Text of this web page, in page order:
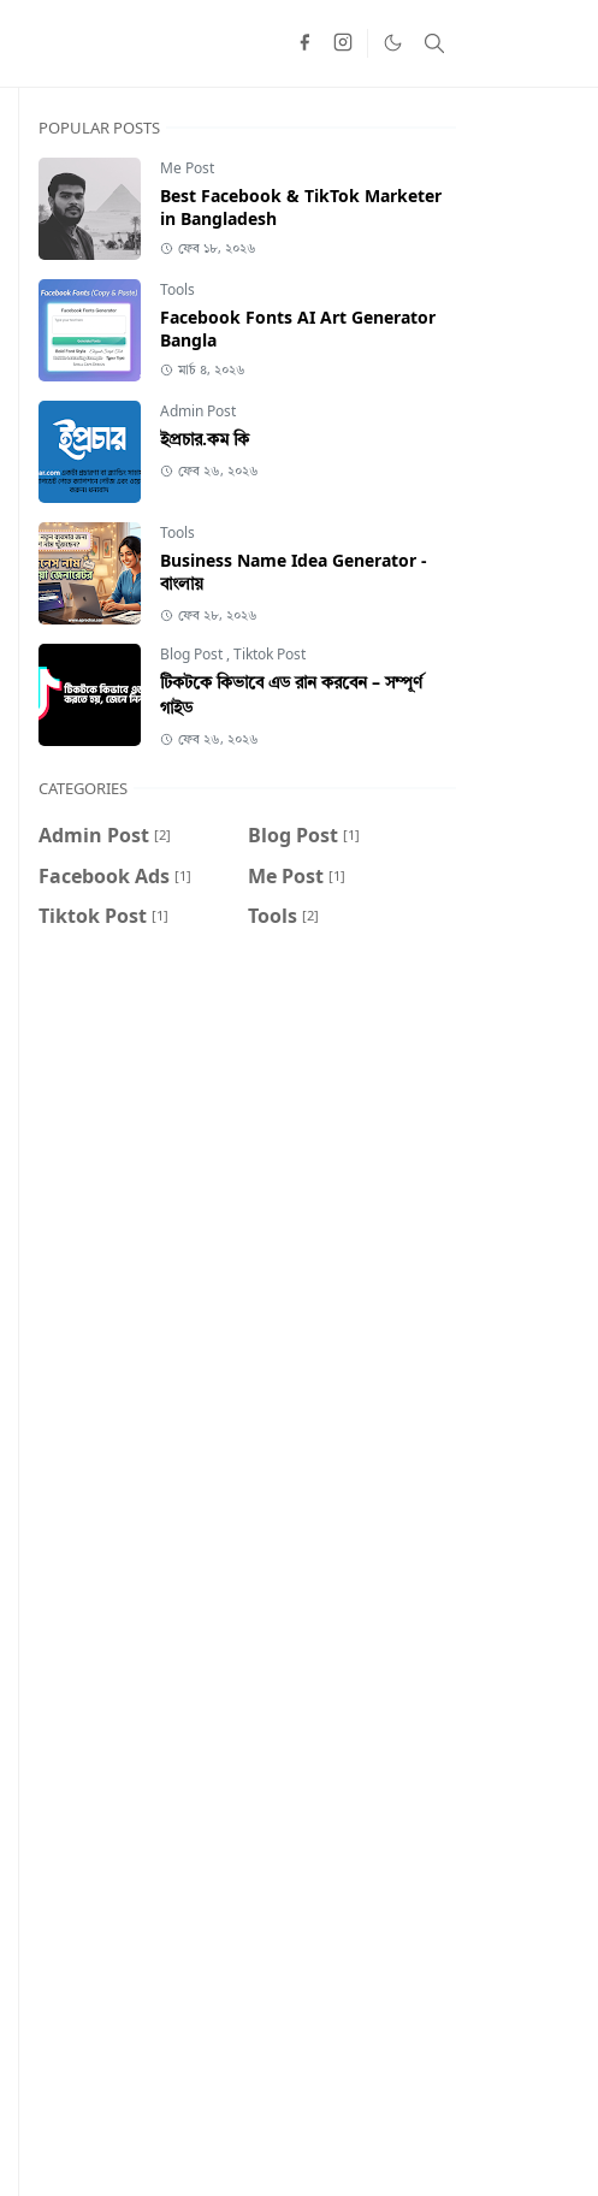
POPULAR POSTS
Me Post
Best Facebook & TikTok Marketer
in Bangladesh
ফেব ১৮, ২০২৬
Tools
Facebook Fonts AI Art Generator
Bangla
মার্চ ৪, ২০২৬
Admin Post
ইপ্রচার.কম কি
ফেব ২৬, ২০২৬
Tools
Business Name Idea Generator -
বাংলায়
ফেব ২৮, ২০২৬
Blog Post ,Tiktok Post
টিকটকে কিভাবে এড রান করবেন – সম্পূর্ণ
গাইড
ফেব ২৬, ২০২৬
CATEGORIES
Admin Post [2] Blog Post [1]
Facebook Ads [1] Me Post [1]
Tiktok Post [1] Tools [2]